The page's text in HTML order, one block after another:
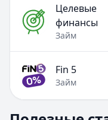
Целевые
финансы
Займ
Fin 5
Займ